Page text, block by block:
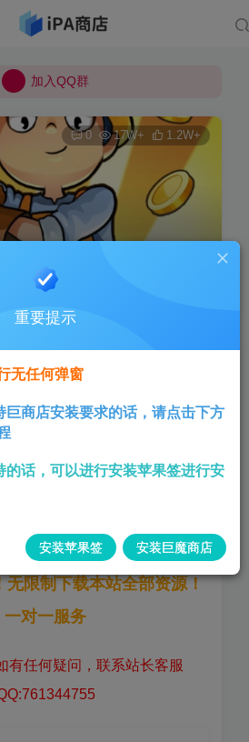
应用 均已通过 严格的安全检测
加入QQ群
0 17W+ 1.2W+
——广告加速
无限制下载本站全部资源！
一对一服务
有任何疑问，联系站长客服
重要提示
无任何弹窗
巨商店安装要求的话，请点击下方
的话，可以进行安装苹果签进行安
安装苹果签 安装巨魔商店